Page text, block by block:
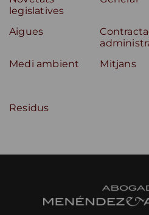
legislatives
Aigues
Medi ambient Mitjans
Residus